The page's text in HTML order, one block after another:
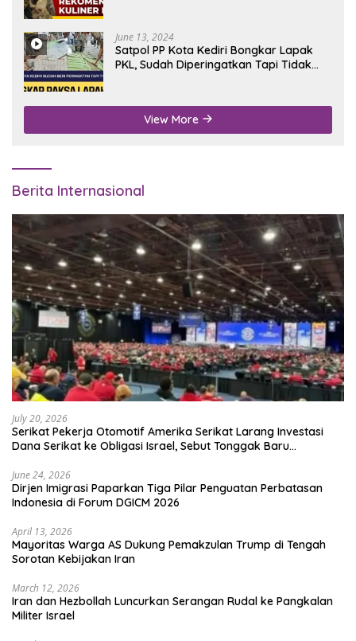
June 13, 2024
Satpol PP Kota Kediri Bongkar Lapak
PKL, Sudah Diperingatkan Tapi Tidak
View More
Berita Internasional
July 20, 2026
Serikat Pekerja Otomotif Amerika Serikat Larang Investasi
Dana Serikat ke Obligasi Israel, Sebut Tonggak Baru
June 24, 2026
Dirjen Imigrasi Paparkan Tiga Pilar Penguatan Perbatasan
Indonesia di Forum DGICM 2026
April 13, 2026
Mayoritas Warga AS Dukung Pemakzulan Trump di Tengah
Sorotan Kebijakan Iran
March 12, 2026
Iran dan Hezbollah Luncurkan Serangan Rudal ke Pangkalan
Militer Israel